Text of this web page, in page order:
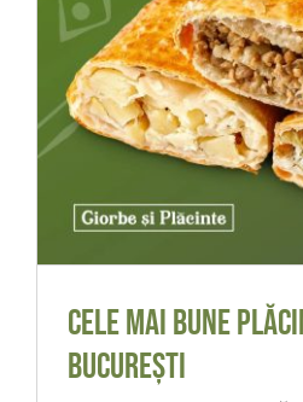
CELE MAI BUNE
Meniu
CELE MAI BUNE
BUCUREȘTI